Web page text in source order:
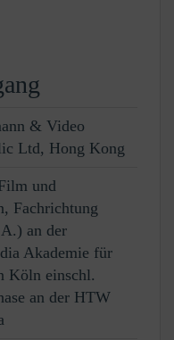
& Video
Ltd, Hong Kong
und
Fachrichtung
an der
Akademie für
Köln einschl.
an der HTW